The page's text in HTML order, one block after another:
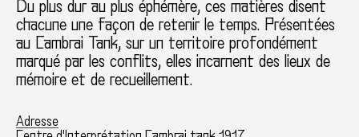
Du plus dur au plus éphémère, ces matières disent
chacune une façon de retenir le temps. Présentées
au Cambrai Tank, sur un territoire profondément
marqué par les conflits, elles incarnent des lieux de
mémoire et de recueillement.
Adresse